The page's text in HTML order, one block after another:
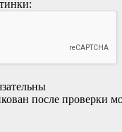
после проверки